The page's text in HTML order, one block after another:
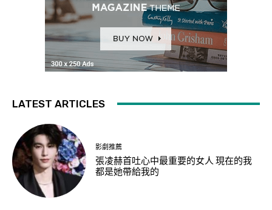
LATEST ARTICLES
影劇推薦
張凌赫首吐心中最重要的女人 現在的我
都是她帶給我的